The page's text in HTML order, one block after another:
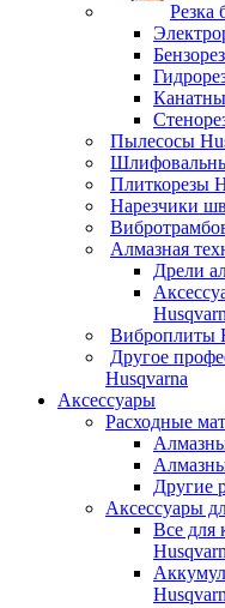
Резка
Пылесосы
Плиткорезы
Нарезчики
Алмазная
Дрели
Виброплиты
Другое
Husqvarna
Аксессуары
Расходные
Другие
Аксессуары
Все для